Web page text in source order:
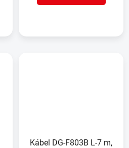
Kábel DG-F803B L-7 m,